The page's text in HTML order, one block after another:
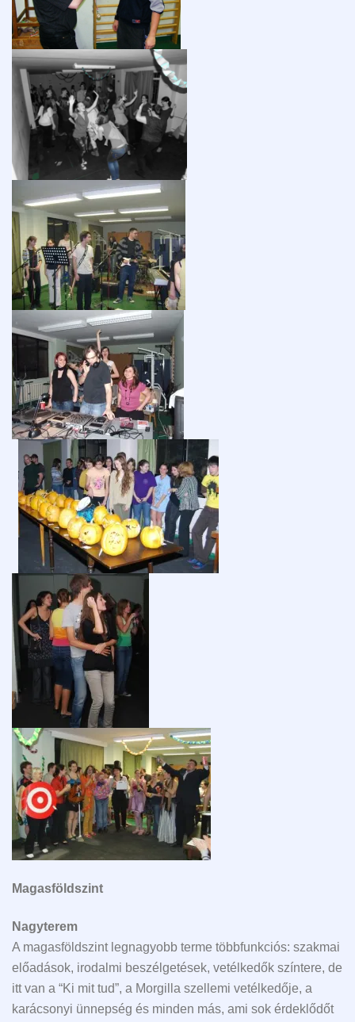
Magasföldszint
Nagyterem
A magasföldszint legnagyobb terme többfunkciós: szakmai
előadások, irodalmi beszélgetések, vetélkedők színtere, de
itt van a “Ki mit tud”, a Morgilla szellemi vetélkedője, a
karácsonyi ünnepség és minden más, ami sok érdeklődőt